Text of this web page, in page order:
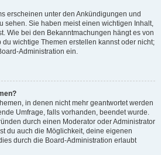
erscheinen unter den Ankündigungen und
sehen. Sie haben meist einen wichtigen Inhalt,
Wie bei den Bekanntmachungen hängt es von
wichtige Themen erstellen kannst oder nicht;
Administration ein.
in denen nicht mehr geantwortet werden
Umfrage, falls vorhanden, beendet wurde.
durch einen Moderator oder Administrator
du auch die Möglichkeit, deine eigenen
durch die Board-Administration erlaubt